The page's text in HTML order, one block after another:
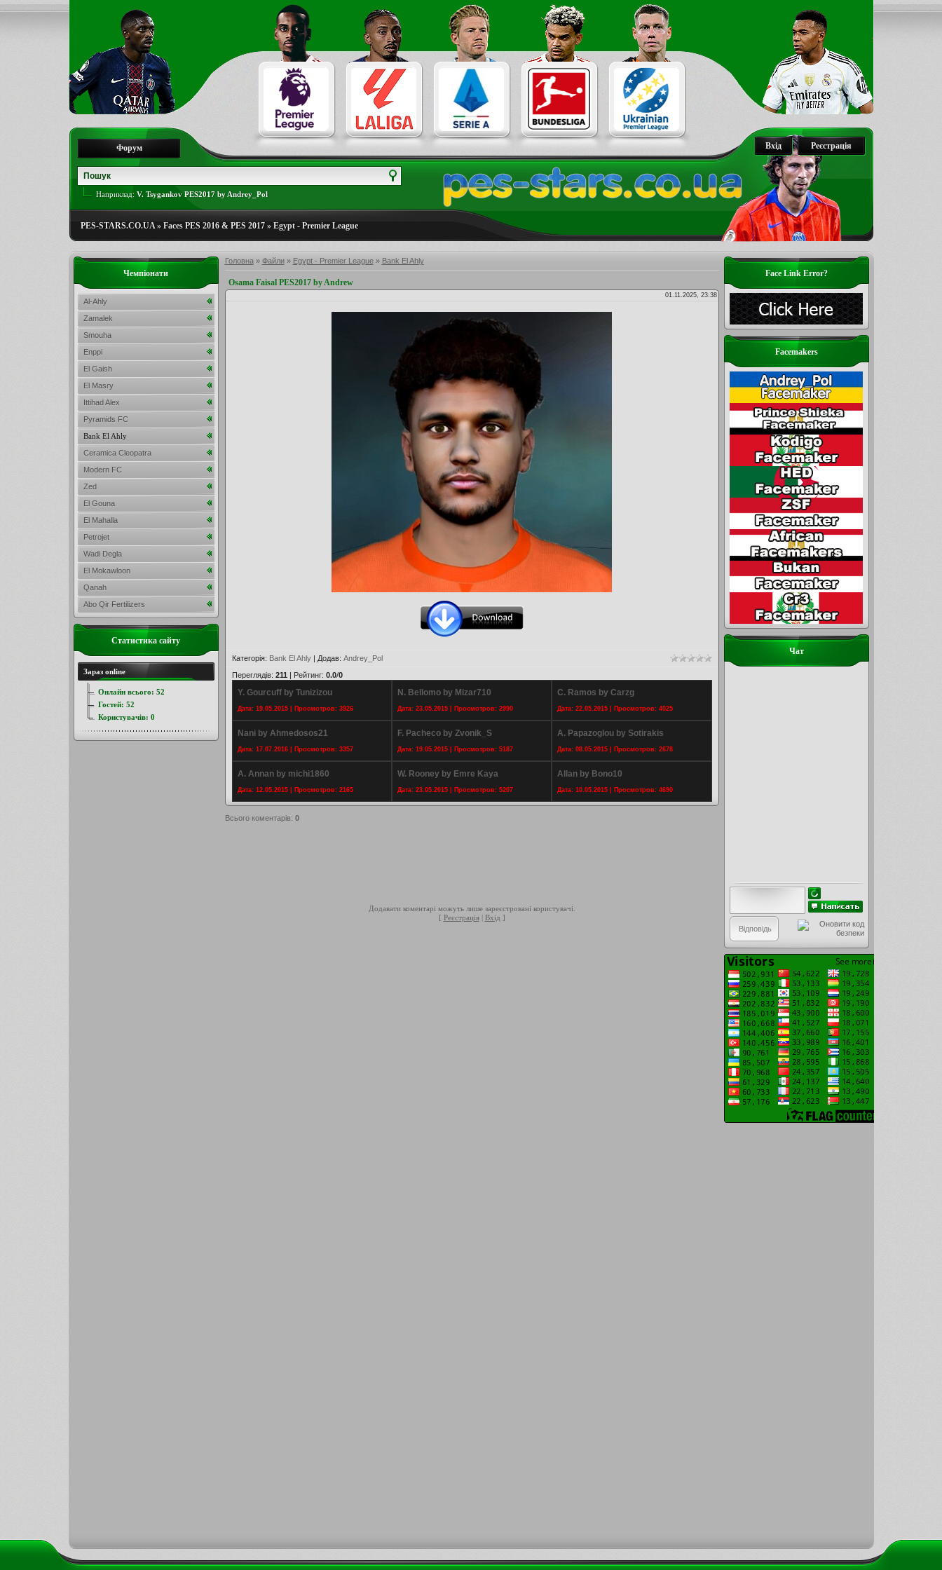
Реєстрація
Вхід
Форум
Наприклад: V. Tsygankov PES2017 by Andrey_Pol
PES-STARS.CO.UA» Faces PES 2016 & PES 2017» Egypt - Premier League
Головна» Файли» Egypt - Premier League» Bank El Ahly
Osama Faisal PES2017 by Andrew
01.11.2025, 23:38
Категорія: Bank El Ahly| Додав: Andrey_Pol
Переглядів: 211 | Рейтинг: 0.0/0
Y. Gourcuff by Tunizizou
Дата: 19.05.2015 | Просмотров: 3926
N. Bellomo by Mizar710
Дата: 23.05.2015 | Просмотров: 2990
C. Ramos by Carzg
Дата: 22.05.2015 | Просмотров: 4025
Nani by Ahmedosos21
Дата: 17.07.2016 | Просмотров: 3357
F. Pacheco by Zvonik_S
Дата: 19.05.2015 | Просмотров: 5187
A. Papazoglou by Sotirakis
Дата: 08.05.2015 | Просмотров: 2678
A. Annan by michi1860
Дата: 12.05.2015 | Просмотров: 2165
W. Rooney by Emre Kaya
Дата: 23.05.2015 | Просмотров: 5207
Allan by Bono10
Дата: 10.05.2015 | Просмотров: 4690
Всього коментарів: 0
Додавати коментарі можуть лише зареєстровані користувачі.
[ Реєстрація| Вхід ]
Face Link Error?
Facemakers
Чат
Чемпіонати
Al-Ahly
Zamalek
Smouha
Enppi
El Gaish
El Masry
Ittihad Alex
Pyramids FC
Bank El Ahly
Ceramica Cleopatra
Modern FC
Zed
El Gouna
El Mahalla
Petrojet
Wadi Degla
El Mokawloon
Qanah
Abo Qir Fertilizers
Статистика сайту
Зараз online
Онлайн всього: 52
Гостей: 52
Користувачів: 0